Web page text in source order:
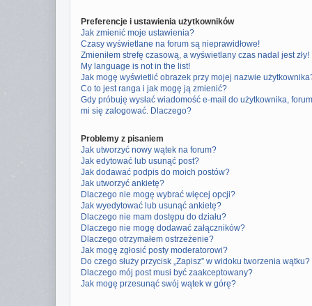
Preferencje i ustawienia użytkowników
Jak zmienić moje ustawienia?
Czasy wyświetlane na forum są nieprawidłowe!
Zmieniłem strefę czasową, a wyświetlany czas nadal jest zły!
My language is not in the list!
Jak mogę wyświetlić obrazek przy mojej nazwie
Co to jest ranga i jak mogę ją zmienić?
Gdy próbuję wysłać wiadomość e-mail do użytkownika,
mi się zalogować. Dlaczego?
Problemy z pisaniem
Jak utworzyć nowy wątek na forum?
Jak edytować lub usunąć post?
Jak dodawać podpis do moich postów?
Jak utworzyć ankietę?
Dlaczego nie mogę wybrać więcej opcji?
Jak wyedytować lub usunąć ankietę?
Dlaczego nie mam dostępu do działu?
Dlaczego nie mogę dodawać załączników?
Dlaczego otrzymałem ostrzeżenie?
Jak mogę zgłosić posty moderatorowi?
Do czego służy przycisk „Zapisz” w widoku tworzenia wątku?
Dlaczego mój post musi być zaakceptowany?
Jak mogę przesunąć swój wątek w górę?